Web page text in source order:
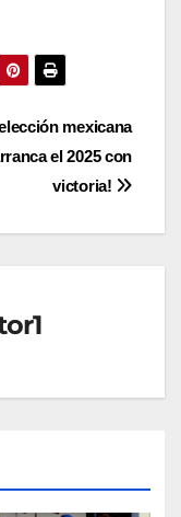
mexicana
el 2025 con
victoria!